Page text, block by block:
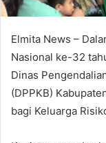
Elmita News –
Nasional ke-32
Dinas
(DPPKB)
bagi Keluarga